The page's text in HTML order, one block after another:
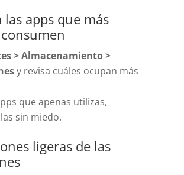
apps que más
> Almacenamiento >
y revisa cuáles ocupan más
que apenas utilizas,
sin miedo.
ligeras de las